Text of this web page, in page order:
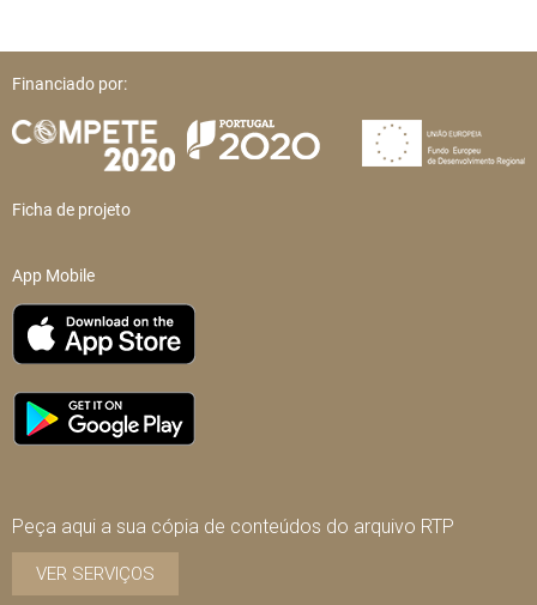
Financiado por:
Ficha de projeto
App Mobile
Peça aqui a sua cópia de conteúdos do arquivo RTP
VER SERVIÇOS